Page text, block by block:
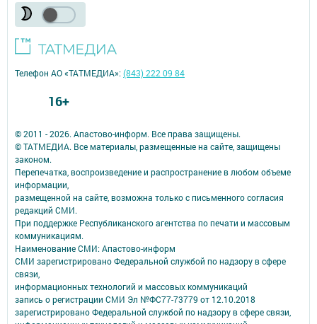
© 2011 - 2026. Апастово-информ. Все права защищены.
© ТАТМЕДИА. Все материалы, размещенные на сайте, защищены
законом.
Перепечатка, воспроизведение и распространение в любом объеме
информации,
размещенной на сайте, возможна только с письменного согласия
редакций СМИ.
При поддержке Республиканского агентства по печати и массовым
коммуникациям.
Наименование СМИ: Апастово-информ
СМИ зарегистрировано Федеральной службой по надзору в сфере
связи,
информационных технологий и массовых коммуникаций
запись о регистрации СМИ Эл №ФС77-73779 от 12.10.2018
зарегистрировано Федеральной службой по надзору в сфере связи,
Телефон АО «ТАТМЕДИА»:(843) 222 09 84
16+